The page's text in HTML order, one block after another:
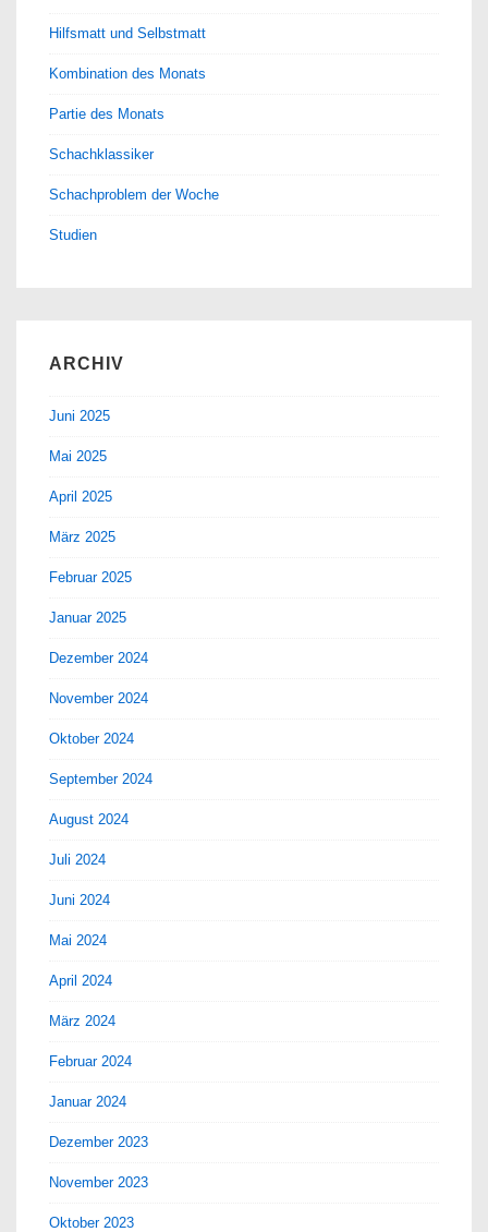
Hilfsmatt und Selbstmatt
Kombination des Monats
Partie des Monats
Schachklassiker
Schachproblem der Woche
Studien
ARCHIV
Juni 2025
Mai 2025
April 2025
März 2025
Februar 2025
Januar 2025
Dezember 2024
November 2024
Oktober 2024
September 2024
August 2024
Juli 2024
Juni 2024
Mai 2024
April 2024
März 2024
Februar 2024
Januar 2024
Dezember 2023
November 2023
Oktober 2023